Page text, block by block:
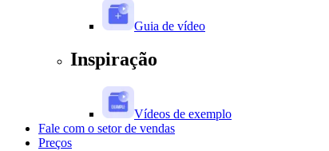
Guia de vídeo
Inspiração
Vídeos de exemplo
Fale com o setor de vendas
Preços